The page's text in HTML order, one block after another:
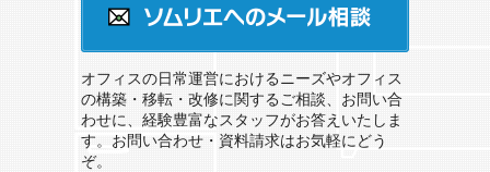
オフィスの日常運営におけるニーズやオフィス
の構築・移転・改修に関するご相談、お問い合
わせに、経験豊富なスタッフがお答えいたしま
す。お問い合わせ・資料請求はお気軽にどう
ぞ。